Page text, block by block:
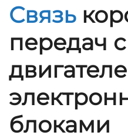
Связь
передач с
блоками